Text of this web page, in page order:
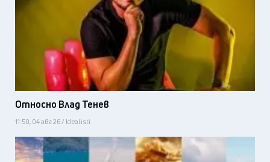
Относно Влад Тенев
11:50, 04 авг 26 / Idealisti